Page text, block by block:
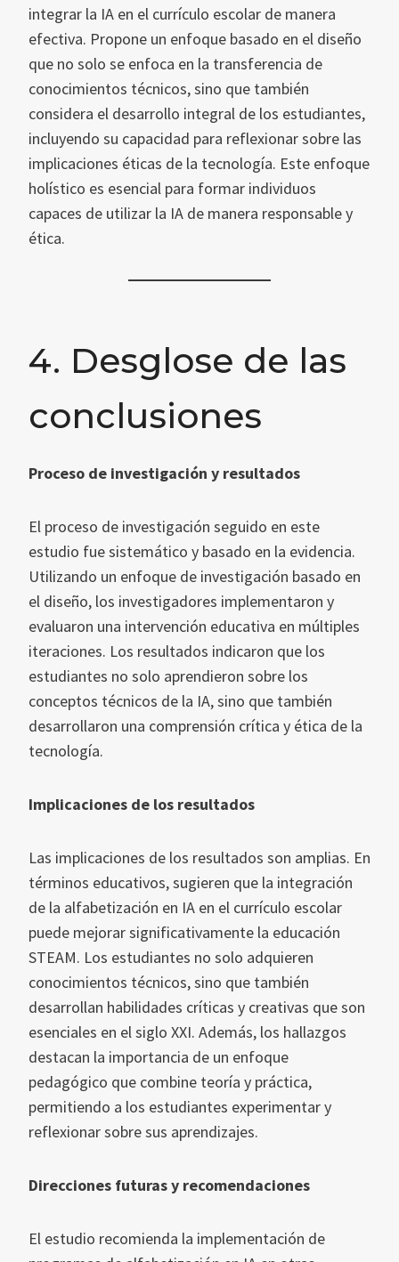
integrar la IA en el currículo escolar de manera
efectiva. Propone un enfoque basado en el diseño
que no solo se enfoca en la transferencia de
conocimientos técnicos, sino que también
considera el desarrollo integral de los estudiantes,
incluyendo su capacidad para reflexionar sobre las
implicaciones éticas de la tecnología. Este enfoque
holístico es esencial para formar individuos
capaces de utilizar la IA de manera responsable y
ética.
4. Desglose de las
conclusiones
Proceso de investigación y resultados
El proceso de investigación seguido en este
estudio fue sistemático y basado en la evidencia.
Utilizando un enfoque de investigación basado en
el diseño, los investigadores implementaron y
evaluaron una intervención educativa en múltiples
iteraciones. Los resultados indicaron que los
estudiantes no solo aprendieron sobre los
conceptos técnicos de la IA, sino que también
desarrollaron una comprensión crítica y ética de la
tecnología.
Implicaciones de los resultados
Las implicaciones de los resultados son amplias. En
términos educativos, sugieren que la integración
de la alfabetización en IA en el currículo escolar
puede mejorar significativamente la educación
STEAM. Los estudiantes no solo adquieren
conocimientos técnicos, sino que también
desarrollan habilidades críticas y creativas que son
esenciales en el siglo XXI. Además, los hallazgos
destacan la importancia de un enfoque
pedagógico que combine teoría y práctica,
permitiendo a los estudiantes experimentar y
reflexionar sobre sus aprendizajes.
Direcciones futuras y recomendaciones
El estudio recomienda la implementación de